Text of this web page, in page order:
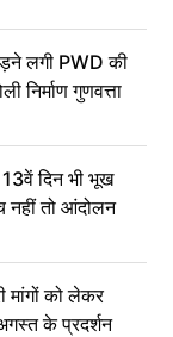
लगी PWD की
गुणवत्ता
13वें दिन भी भूख
नहीं तो आंदोलन
को लेकर
के प्रदर्शन